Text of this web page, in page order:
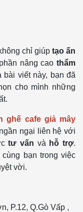
chỉ giúp tạo ấn
nâng cao thẩm
bài viết này, bạn đã
cho mình những
ghế cafe giả mây
ngại liên hệ với
tư vấn và hỗ trợ.
bạn trong việc
vời.
P.12, Q.Gò Vấp ,